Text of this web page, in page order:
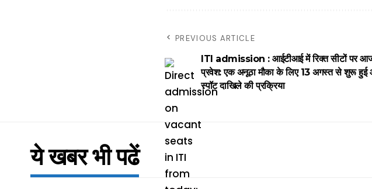
PREVIOUS ARTICLE
ITI admission : आईटीआई में रिक्त सीटों पर
प्रवेश: एक अनूठा मौका के लिए 13 अगस्त से शुरू हुई
स्पॉट दाखिले की प्रक्रिया
ये खबर भी पढें